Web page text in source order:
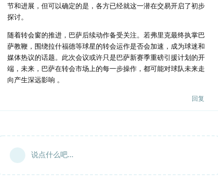
节和进展，但可以确定的是，各方已经就这一潜在交易开启了初步
探讨。
随着转会窗的推进，巴萨后续动作备受关注。若弗里克最终执掌巴
萨教鞭，围绕拉什福德等球星的转会运作是否会加速，成为球迷和
媒体热议的话题。此次会议或许只是巴萨新赛季重磅引援计划的开
端，未来，巴萨在转会市场上的每一步操作，都可能对球队未来走
向产生深远影响 。
回复
说点什么吧...